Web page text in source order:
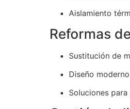
Aislamiento
Reformas
Sustitución de
Diseño
Soluciones